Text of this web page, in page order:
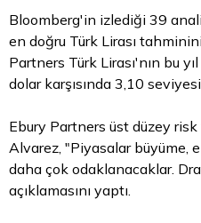
Bloomberg'in izlediği 39
en doğru Türk Lirası
Partners Türk Lirası'nın bu
dolarkarşısında 3,10
Ebury Partners üst düzey
Alvarez, "Piyasalar büyüme,
daha çok odaklanacaklar.
açıklamasını yaptı.